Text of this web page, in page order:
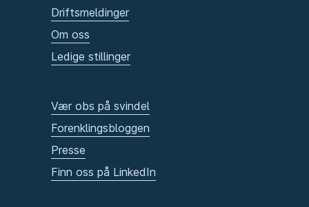
Driftsmeldinger
Om oss
Ledige stillinger
Vær obs på svindel
Forenklingsbloggen
Presse
Finn oss på LinkedIn